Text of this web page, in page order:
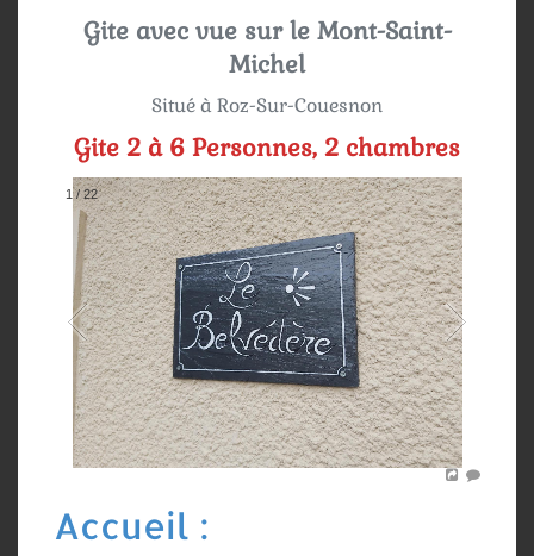
Gite avec vue sur le Mont-Saint-
Michel
Situé à Roz-Sur-Couesnon
Gite 2 à 6 Personnes, 2 chambres
1/ 22
Accueil :